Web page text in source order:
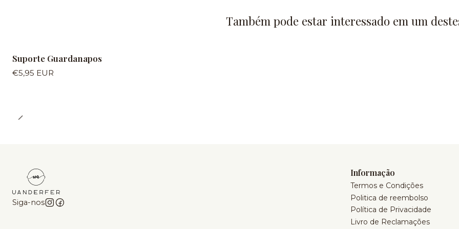
Também pode estar interessado em um
Suporte Guardanapos
€5,95 EUR
Siga-nos
Informação
Termos e Condições
Politica de reembolso
Política de Privacidade
Livro de Reclamações